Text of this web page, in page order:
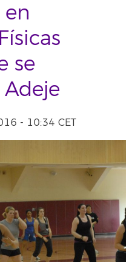
se
- 10:34 CET